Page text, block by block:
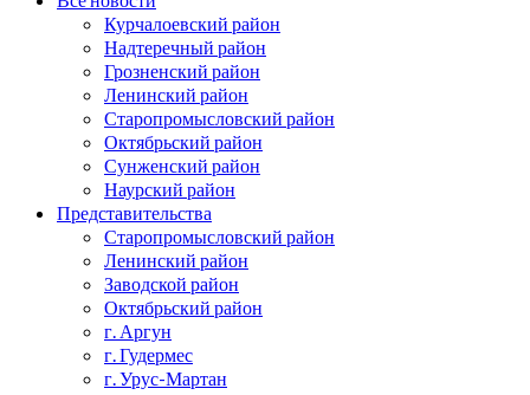
Курчалоевский район
Надтеречный район
Грозненский район
Ленинский район
Старопромысловский район
Октябрьский район
Сунженский район
Наурский район
Представительства
Старопромысловский район
Ленинский район
Заводской район
Октябрьский район
г. Аргун
г. Гудермес
г. Урус-Мартан